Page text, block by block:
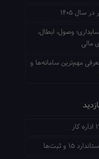
سال ۱۴۰۵
وصول، ابطال،
مالی
مهم‌ترین سامانه‌ها و
۱۵ و ثبت‌ها